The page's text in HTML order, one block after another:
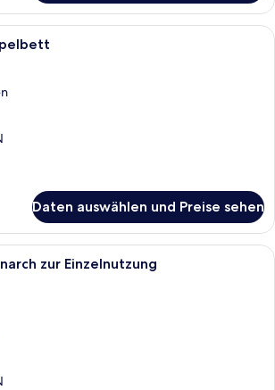
Ein Hotelzimmer mit Fernseher,
Daten auswählen und Preise sehen
Ein Hotelzimmer mit Bett,
zur Einzelnutzung